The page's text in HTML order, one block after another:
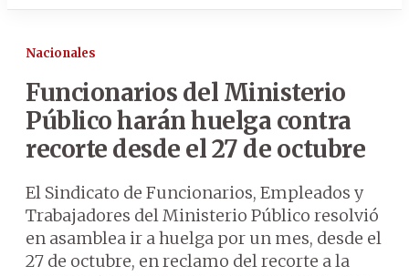
Nacionales
Funcionarios del Ministerio
Público harán huelga contra
recorte desde el 27 de octubre
El Sindicato de Funcionarios, Empleados y
Trabajadores del Ministerio Público resolvió
en asamblea ir a huelga por un mes, desde el
27 de octubre, en reclamo del recorte a la